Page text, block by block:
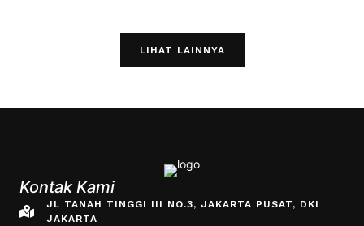
LIHAT LAINNYA
Kontak Kami
JL TANAH TINGGI III NO.3, JAKARTA PUSAT, DKI
JAKARTA